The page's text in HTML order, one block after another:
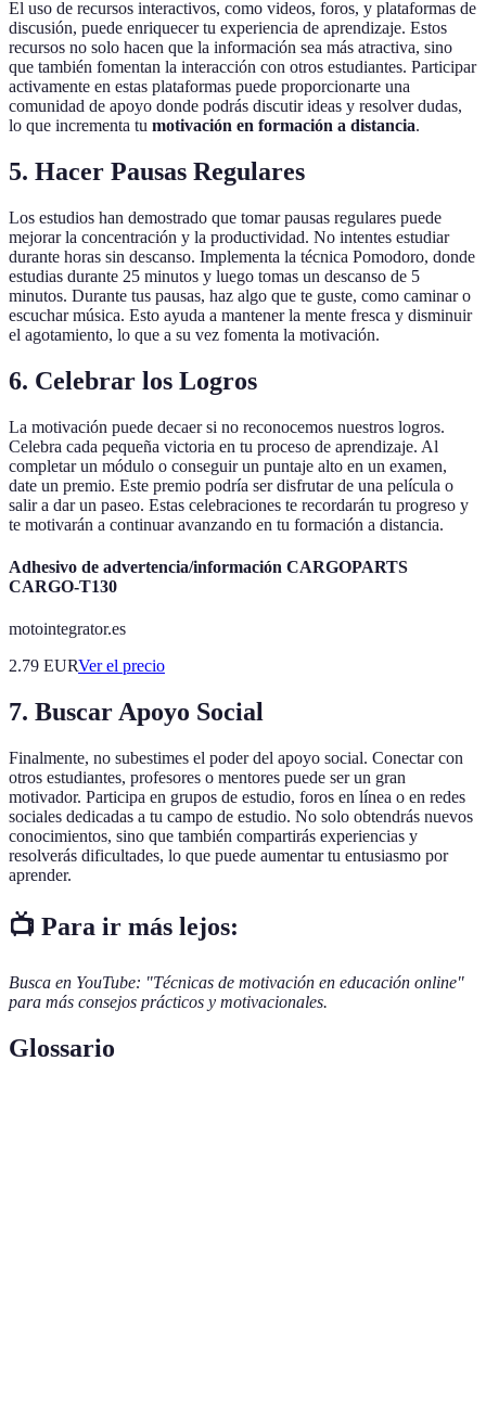
El uso de recursos interactivos, como videos, foros, y plataformas de
discusión, puede enriquecer tu experiencia de aprendizaje. Estos
recursos no solo hacen que la información sea más atractiva, sino
que también fomentan la interacción con otros estudiantes. Participar
activamente en estas plataformas puede proporcionarte una
comunidad de apoyo donde podrás discutir ideas y resolver dudas,
lo que incrementa tu motivación en formación a distancia.
5. Hacer Pausas Regulares
Los estudios han demostrado que tomar pausas regulares puede
mejorar la concentración y la productividad. No intentes estudiar
durante horas sin descanso. Implementa la técnica Pomodoro, donde
estudias durante 25 minutos y luego tomas un descanso de 5
minutos. Durante tus pausas, haz algo que te guste, como caminar o
escuchar música. Esto ayuda a mantener la mente fresca y disminuir
el agotamiento, lo que a su vez fomenta la motivación.
6. Celebrar los Logros
La motivación puede decaer si no reconocemos nuestros logros.
Celebra cada pequeña victoria en tu proceso de aprendizaje. Al
completar un módulo o conseguir un puntaje alto en un examen,
date un premio. Este premio podría ser disfrutar de una película o
salir a dar un paseo. Estas celebraciones te recordarán tu progreso y
te motivarán a continuar avanzando en tu formación a distancia.
Adhesivo de advertencia/información CARGOPARTS
CARGO-T130
motointegrator.es
2.79 EURVer el precio
7. Buscar Apoyo Social
Finalmente, no subestimes el poder del apoyo social. Conectar con
otros estudiantes, profesores o mentores puede ser un gran
motivador. Participa en grupos de estudio, foros en línea o en redes
sociales dedicadas a tu campo de estudio. No solo obtendrás nuevos
conocimientos, sino que también compartirás experiencias y
resolverás dificultades, lo que puede aumentar tu entusiasmo por
aprender.
📺 Para ir más lejos:
Busca en YouTube: "Técnicas de motivación en educación online"
para más consejos prácticos y motivacionales.
Glossario